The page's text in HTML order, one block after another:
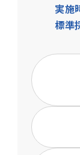
実施
標準